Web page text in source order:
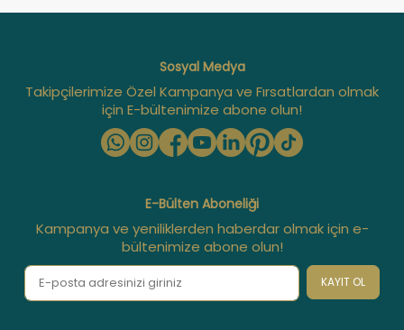
Sosyal Medya
Takipçilerimize Özel Kampanya ve Fırsatlardan olmak
için E-bültenimize abone olun!
E-Bülten Aboneliği
Kampanya ve yeniliklerden haberdar olmak için e-
bültenimize abone olun!
KAYIT OL